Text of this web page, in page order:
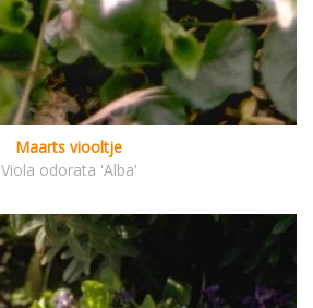
Maarts viooltje
Viola odorata 'Alba'